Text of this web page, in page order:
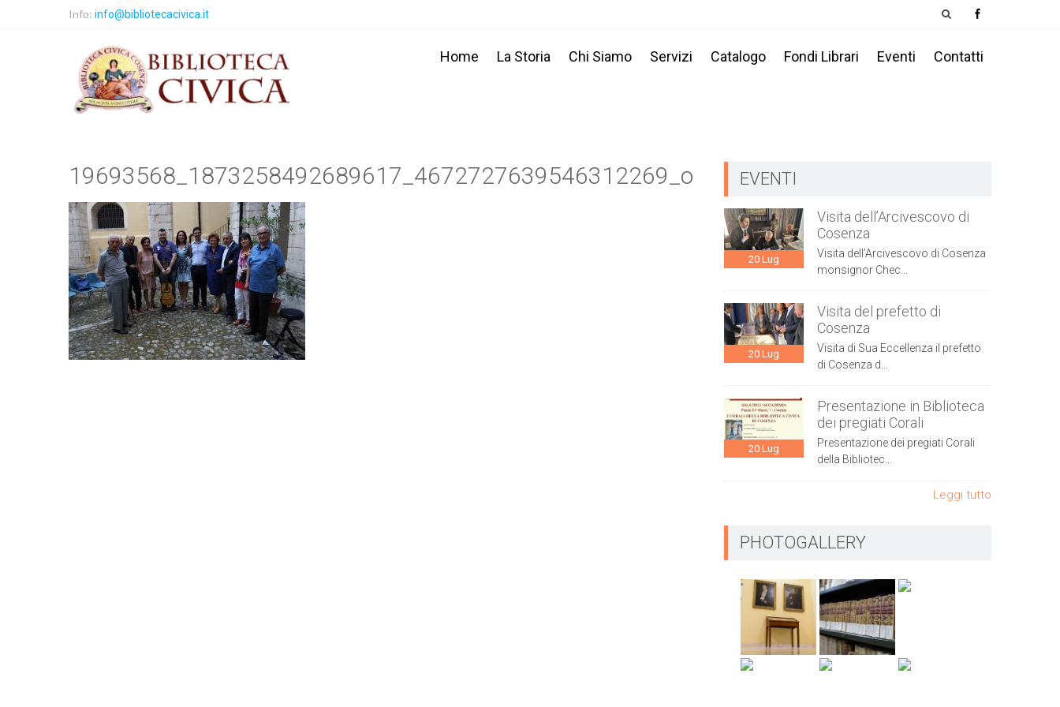
Info: info@bibliotecacivica.it
Home La Storia Chi Siamo Servizi Catalogo Fondi Librari Eventi Contatti
19693568_1873258492689617_4672727639546312269_o EVENTI
20 Lug
Visita dell’Arcivescovo di
Cosenza
Visita dell’Arcivescovo di Cosenza
monsignor Chec...
20 Lug
Visita del prefetto di
Cosenza
Visita di Sua Eccellenza il prefetto
di Cosenza d...
20 Lug
Presentazione in Biblioteca
dei pregiati Corali
Presentazione dei pregiati Corali
della Bibliotec...
Leggi tutto
PHOTOGALLERY